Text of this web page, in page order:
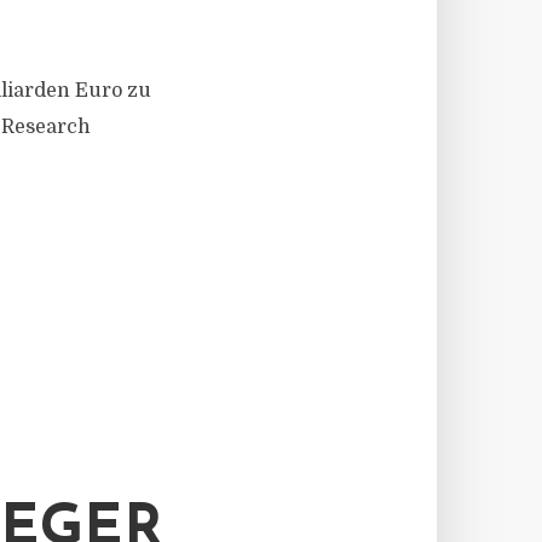
Euro zu